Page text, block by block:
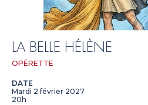
LA BELLE HÉLÈNE
OPÉRETTE
DATE
Mardi 2 février 2027
20h